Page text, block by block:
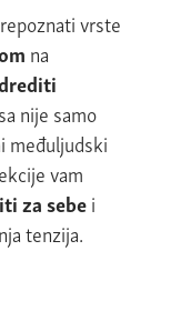
vrste
na
nije samo
međuljudski
vam
za sebei
tenzija.